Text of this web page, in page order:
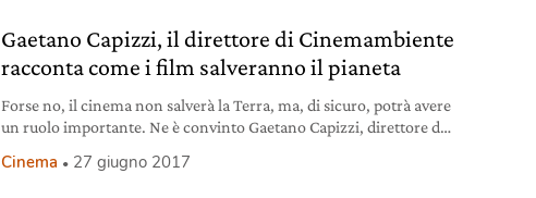
Gaetano Capizzi, il direttore di Cinemambiente
racconta come i film salveranno il pianeta
Forse no, il cinema non salverà la Terra, ma, di sicuro, potrà avere
un ruolo importante. Ne è convinto Gaetano Capizzi, direttore di
mondo. Lo abbiamo intervistato
Cinema 27 giugno 2017